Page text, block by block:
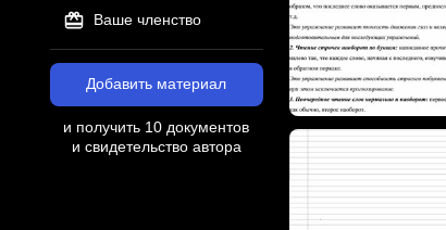
Ваше членство
Добавить материал
и получить 10 документов
и свидетельство автора